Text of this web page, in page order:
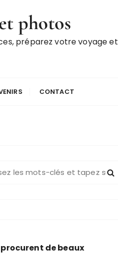
photos
préparez votre voyage et
CONTACT
procurent de beaux